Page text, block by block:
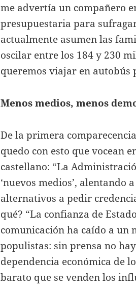
me advertía un compañero
presupuestaria para
actualmente asumen las
oscilar entre los 184 y 230
queremos viajar en autobús
Menos medios, menos
De la primera
quedo con esto que vocean
castellano: “La
‘nuevos medios’,
alternativos a pedir
qué? “La confianza de
comunicación ha caído a
populistas: sin prensa no
dependencia económica de
barato que se venden los